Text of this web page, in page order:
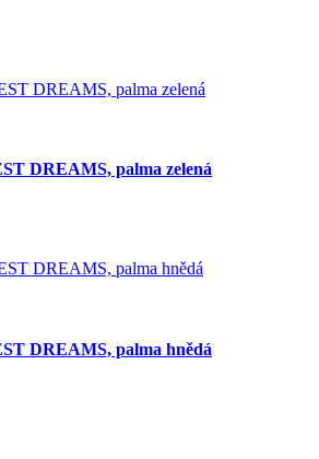
DREAMS, palma zelená
DREAMS, palma hnědá